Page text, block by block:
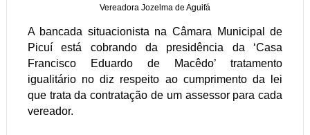
Vereadora Jozelma de Aguifá
A bancada situacionista na Câmara Municipal de
Picuí está cobrando da presidência da ‘Casa
Francisco Eduardo de Macêdo’ tratamento
igualitário no diz respeito ao cumprimento da lei
que trata da contratação de um assessor para cada
vereador.